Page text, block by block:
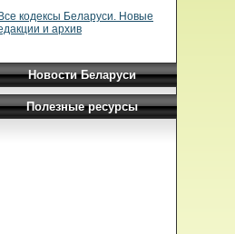
Все кодексы Беларуси. Новые
и архив
Новости Беларуси
Полезные ресурсы